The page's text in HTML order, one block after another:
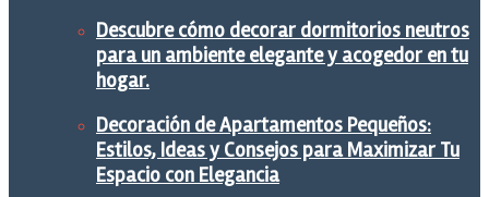
Descubre cómo decorar dormitorios neutros
para un ambiente elegante y acogedor en tu
hogar.
Decoración de Apartamentos Pequeños:
Estilos, Ideas y Consejos para Maximizar Tu
Espacio con Elegancia